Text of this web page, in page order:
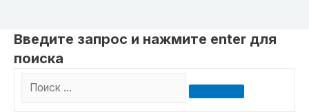
Введите запрос и нажмите enter для
поиска
Поиск